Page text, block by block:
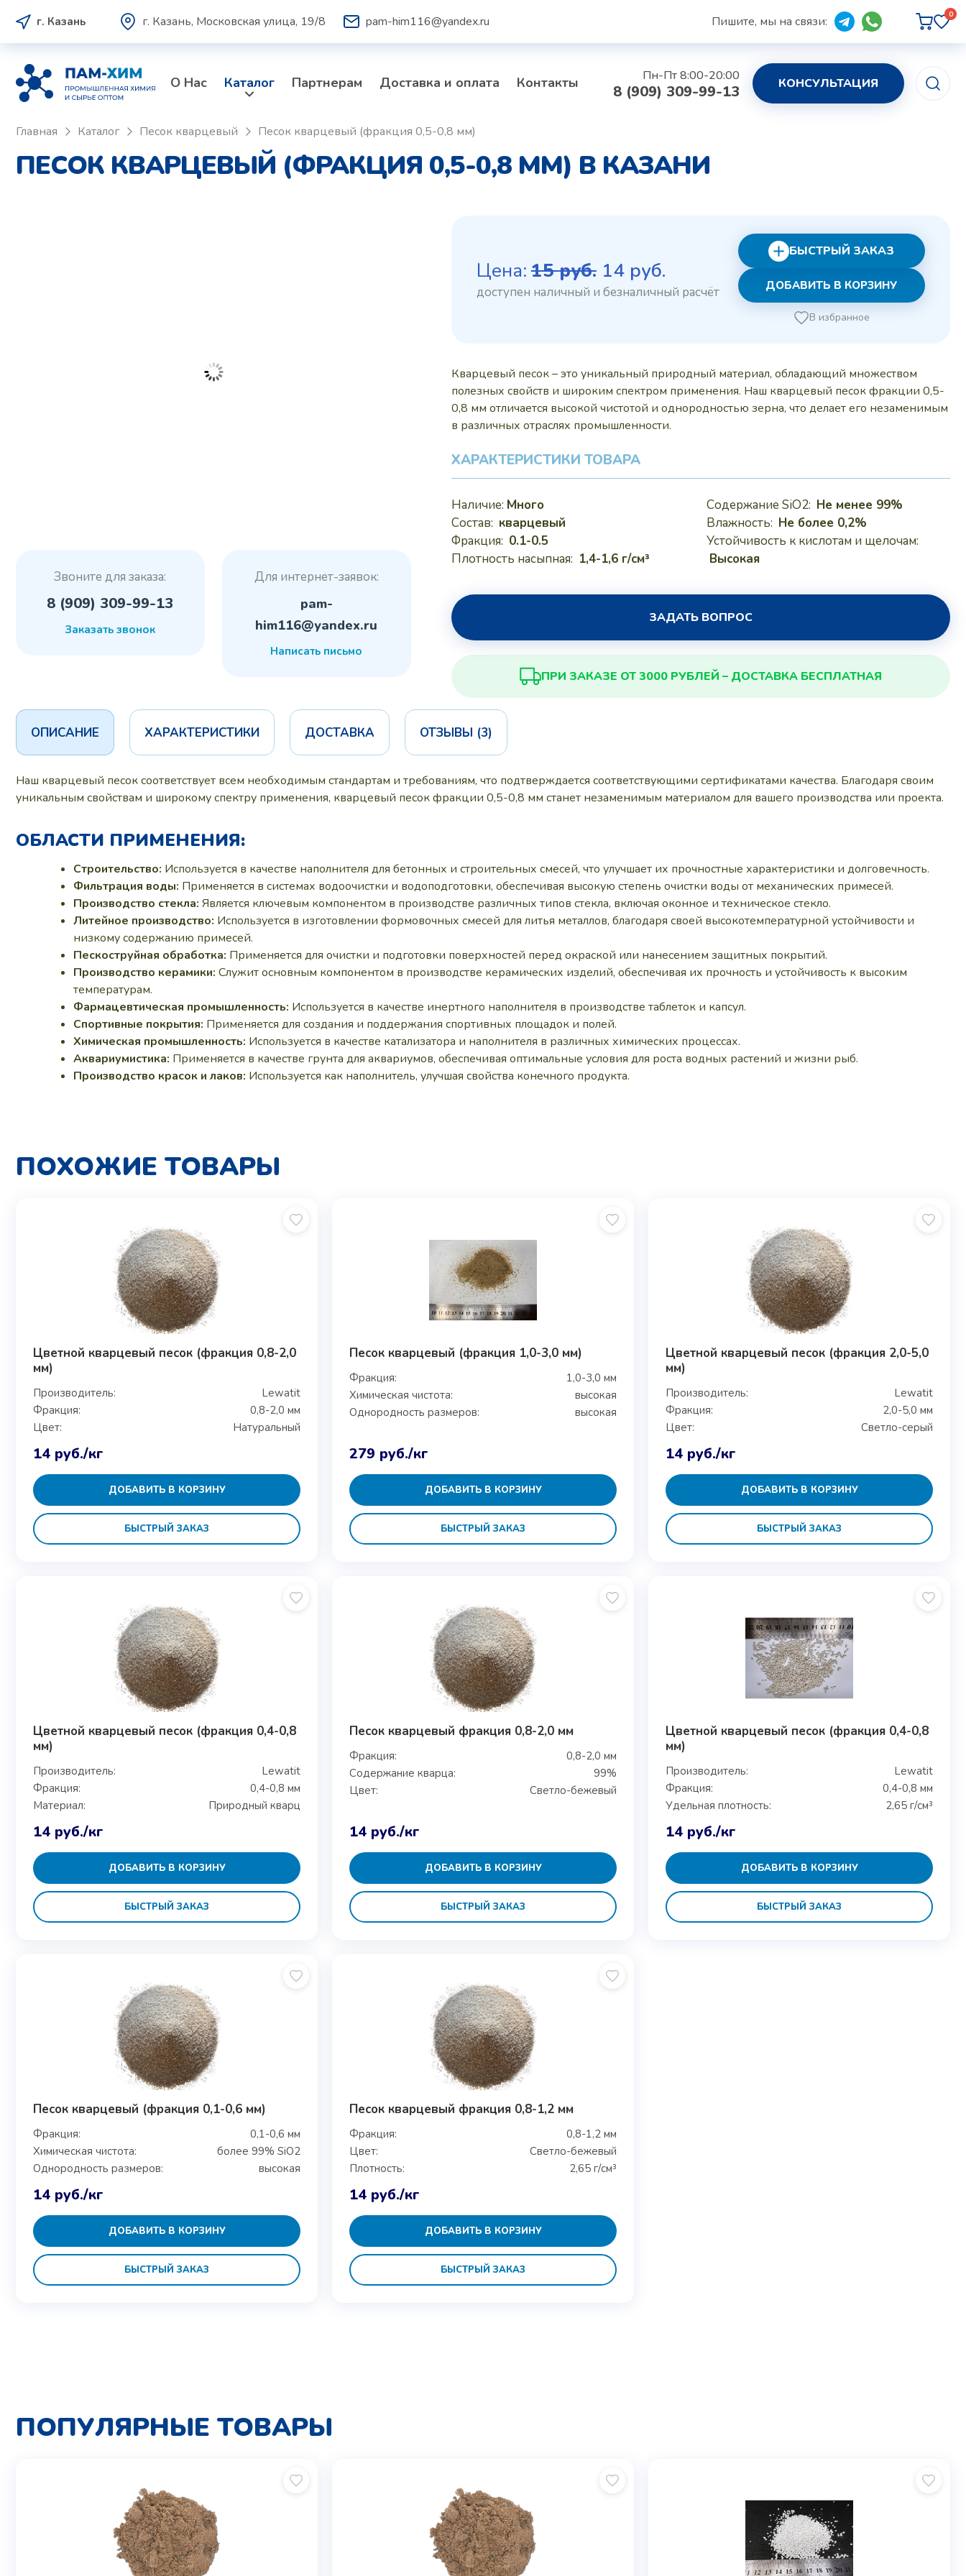
г. Казань г. Казань, Московская улица, 19/8 pam-him116@yandex.ru Пишите, мы на связи: 0
О Нас Каталог Партнерам Доставка и оплата Контакты Пн-Пт 8:00-20:00
8 (909) 309-99-13 КОНСУЛЬТАЦИЯ
Главная Каталог Песок кварцевый Песок кварцевый (фракция 0,5-0,8 мм)
ПЕСОК КВАРЦЕВЫЙ (ФРАКЦИЯ 0,5-0,8 ММ) В КАЗАНИ
Звоните для заказа:
8 (909) 309-99-13
Заказать звонок
Для интернет-заявок:
pam-
him116@yandex.ru
Написать письмо
Цена: 15руб. Первоначальная
цена
14 руб.Текущая
цена:
ДОБАВИТЬ В КОРЗИНУ
БЫСТРЫЙ ЗАКАЗ
В избранное
Кварцевый песок – это уникальный природный материал, обладающий множеством
полезных свойств и широким спектром применения. Наш кварцевый песок фракции 0,5-
0,8 мм отличается высокой чистотой и однородностью зерна, что делает его незаменимым
в различных отраслях промышленности.
ХАРАКТЕРИСТИКИ ТОВАРА
Наличие: Много
Состав: кварцевый
Фракция: 0.1-0.5
Плотность насыпная: 1,4-1,6 г/см³
Содержание SiO2: Не менее 99%
Влажность: Не более 0,2%
Устойчивость к кислотам и щелочам:
Высокая
ЗАДАТЬ ВОПРОС
ПРИ ЗАКАЗЕ ОТ 3000 РУБЛЕЙ – ДОСТАВКА БЕСПЛАТНАЯ
ОПИСАНИЕ ХАРАКТЕРИСТИКИ ДОСТАВКА ОТЗЫВЫ (3)
Наш кварцевый песок соответствует всем необходимым стандартам и требованиям, что подтверждается соответствующими сертификатами качества. Благодаря своим
уникальным свойствам и широкому спектру применения, кварцевый песок фракции 0,5-0,8 мм станет незаменимым материалом для вашего производства или проекта.
ОБЛАСТИ ПРИМЕНЕНИЯ:
Строительство: Используется в качестве наполнителя для бетонных и строительных смесей, что улучшает их прочностные характеристики и долговечность.
Фильтрация воды: Применяется в системах водоочистки и водоподготовки, обеспечивая высокую степень очистки воды от механических примесей.
Производство стекла: Является ключевым компонентом в производстве различных типов стекла, включая оконное и техническое стекло.
Литейное производство: Используется в изготовлении формовочных смесей для литья металлов, благодаря своей высокотемпературной устойчивости и
низкому содержанию примесей.
Пескоструйная обработка: Применяется для очистки и подготовки поверхностей перед окраской или нанесением защитных покрытий.
Производство керамики: Служит основным компонентом в производстве керамических изделий, обеспечивая их прочность и устойчивость к высоким
температурам.
Фармацевтическая промышленность: Используется в качестве инертного наполнителя в производстве таблеток и капсул.
Спортивные покрытия: Применяется для создания и поддержания спортивных площадок и полей.
Химическая промышленность: Используется в качестве катализатора и наполнителя в различных химических процессах.
Аквариумистика: Применяется в качестве грунта для аквариумов, обеспечивая оптимальные условия для роста водных растений и жизни рыб.
Производство красок и лаков: Используется как наполнитель, улучшая свойства конечного продукта.
ПОХОЖИЕ ТОВАРЫ
Цветной кварцевый песок (фракция 0,8-2,0
мм)
Производитель:
Lewatit
Фракция:
0,8-2,0 мм
Цвет:
Натуральный
14 руб./кг
ДОБАВИТЬ В КОРЗИНУ
БЫСТРЫЙ ЗАКАЗ
Песок кварцевый (фракция 1,0-3,0 мм)
Фракция:
1,0-3,0 мм
Химическая чистота:
высокая
Однородность размеров:
высокая
279 руб./кг
ДОБАВИТЬ В КОРЗИНУ
БЫСТРЫЙ ЗАКАЗ
Цветной кварцевый песок (фракция 2,0-5,0
мм)
Производитель:
Lewatit
Фракция:
2,0-5,0 мм
Цвет:
Светло-серый
14 руб./кг
ДОБАВИТЬ В КОРЗИНУ
БЫСТРЫЙ ЗАКАЗ
Цветной кварцевый песок (фракция 0,4-0,8
мм)
Производитель:
Lewatit
Фракция:
0,4-0,8 мм
Материал:
Природный кварц
14 руб./кг
ДОБАВИТЬ В КОРЗИНУ
БЫСТРЫЙ ЗАКАЗ
Песок кварцевый фракция 0,8-2,0 мм
Фракция:
0,8-2,0 мм
Содержание кварца:
99%
Цвет:
Светло-бежевый
14 руб./кг
ДОБАВИТЬ В КОРЗИНУ
БЫСТРЫЙ ЗАКАЗ
Цветной кварцевый песок (фракция 0,4-0,8
мм)
Производитель:
Lewatit
Фракция:
0,4-0,8 мм
Удельная плотность:
2,65 г/см³
14 руб./кг
ДОБАВИТЬ В КОРЗИНУ
БЫСТРЫЙ ЗАКАЗ
Песок кварцевый (фракция 0,1-0,6 мм)
Фракция:
0,1-0,6 мм
Химическая чистота:
более 99% SiO2
Однородность размеров:
высокая
14 руб./кг
ДОБАВИТЬ В КОРЗИНУ
БЫСТРЫЙ ЗАКАЗ
Песок кварцевый фракция 0,8-1,2 мм
Фракция:
0,8-1,2 мм
Цвет:
Светло-бежевый
Плотность:
2,65 г/см³
14 руб./кг
ДОБАВИТЬ В КОРЗИНУ
БЫСТРЫЙ ЗАКАЗ
ПОПУЛЯРНЫЕ ТОВАРЫ